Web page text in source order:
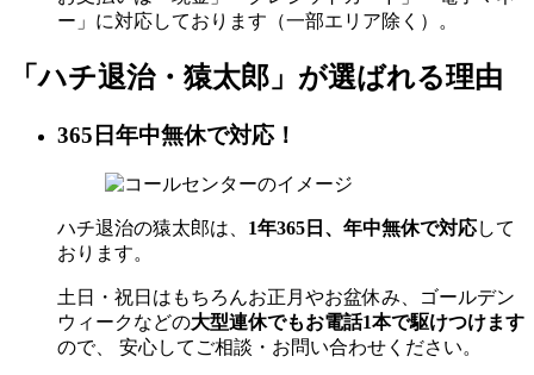
ー」に対応しております（一部エリア除く）。
「ハチ退治・猿太郎」が選ばれる理由
365日年中無休で対応！
ハチ退治の猿太郎は、 1年365日、年中無休で対応して
おります。
土日・祝日はもちろんお正月やお盆休み、ゴールデン
ウィークなどの大型連休でもお電話1本で駆けつけます
ので、 安心してご相談・お問い合わせください。